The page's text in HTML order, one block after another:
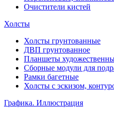
Очистители кистей
Холсты
Холсты грунтованные
ДВП грунтованное
Планшеты
Сборные модули для
Рамки багетные
Холсты c эскизом,
Графика. Иллюстрация